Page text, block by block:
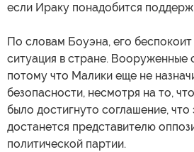
если Ираку понадобится
По словам Боуэна, его беспокоит
ситуация в стране. Вооруженные
потому что Малики еще не
безопасности, несмотря на то,
было достигнуто соглашение,
достанется представителю
политической партии.